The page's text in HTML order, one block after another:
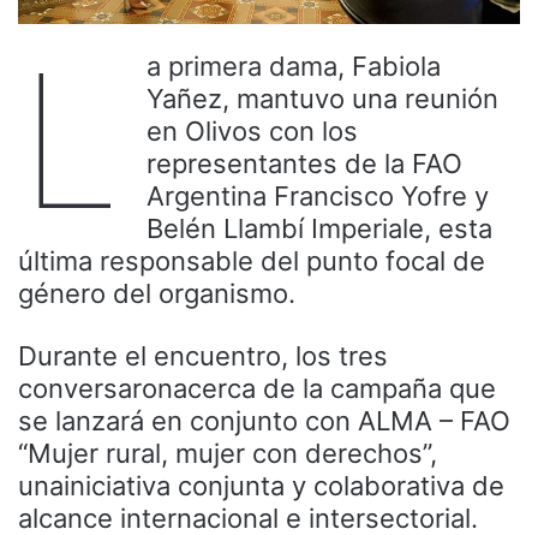
L
a primera dama, Fabiola
Yañez, mantuvo una reunión
en Olivos con los
representantes de la FAO
Argentina Francisco Yofre y
Belén Llambí Imperiale, esta
última responsable del punto focal de
género del organismo.
Durante el encuentro, los tres
conversaronacerca de la campaña que
se lanzará en conjunto con ALMA – FAO
“Mujer rural, mujer con derechos”,
unainiciativa conjunta y colaborativa de
alcance internacional e intersectorial.